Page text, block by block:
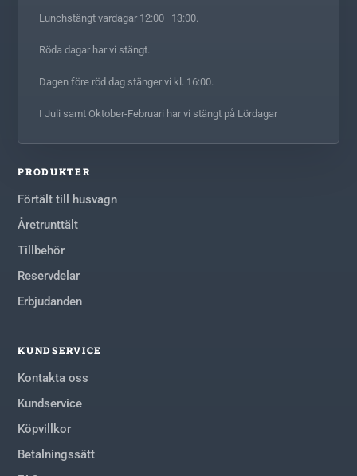
PRODUKTER
Förtält till husvagn
Åretrunttält
Tillbehör
Reservdelar
Erbjudanden
KUNDSERVICE
Kontakta oss
Kundservice
Köpvillkor
Betalningssätt
Lunchstängt vardagar 12:00–13:00.
Röda dagar har vi stängt.
Dagen före röd dag stänger vi kl. 16:00.
I Juli samt Oktober-Februari har vi stängt på Lördagar